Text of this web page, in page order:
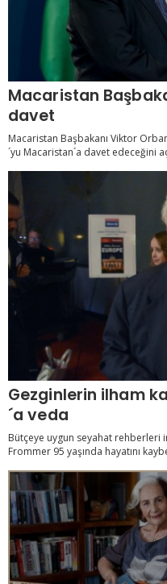
Macaristan
davet
Macaristan Başbakanı Viktor
´yu Macaristan´a davet edeceğini
Gezginlerin ilham
´a veda
Bütçeye uygun seyahat
Frommer 95 yaşında hayatını